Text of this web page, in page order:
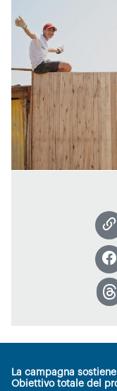
La campagna
Obiettivo totale del